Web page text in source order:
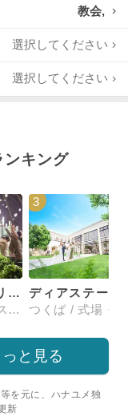
教会,
選択してください
選択してください
ンキング
ザ グランダブリュー 水戸(THE GRANDW MITO）
水戸 / 式場・ゲストハウス
3
と見る
を元に、ハナユメ独
新